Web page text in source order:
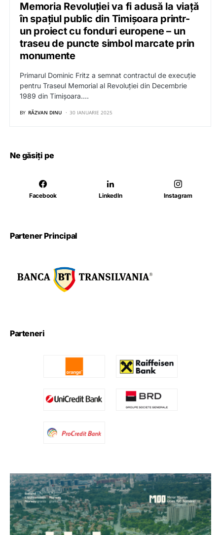
Memoria Revoluției va fi adusă la viață
în spațiul public din Timișoara printr-
un proiect cu fonduri europene – un
traseu de puncte simbol marcate prin
monumente
Primarul Dominic Fritz a semnat contractul de execuție
pentru Traseul Memorial al Revoluției din Decembrie
1989 din Timișoara.…
BY RĂZVAN DINU 30 IANUARIE 2025
Ne găsiți pe
Facebook LinkedIn Instagram
Partener Principal
Parteneri